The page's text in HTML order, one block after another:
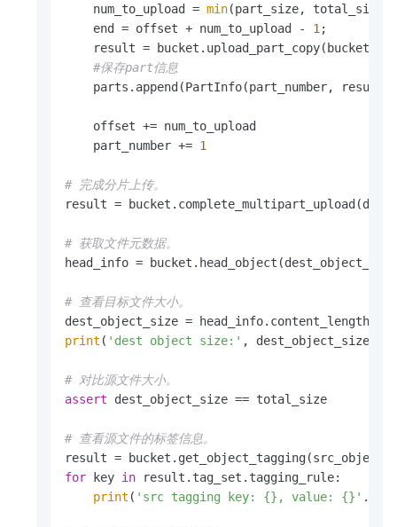
    num_to_upload =
min(part_size, total_size
    end = offset + num_to_upload -
1 ;
result =
#保存part信息
parts.append(PartInfo(part_number,
    offset += num_to_upload
    part_number +=
1
# 完成分片上传。
result =
# 获取文件元数据。
head_info =
# 查看目标文件大小。
print ( 'dest object size:' , dest_object_size)
# 对比源文件大小。
assert dest_object_size == total_size
# 查看源文件的标签信息。
for key in result.tag_set.tagging_rule:
print ( 'src tagging key: {}, value: {}' .